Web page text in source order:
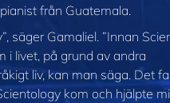
från Guatemala.
säger Gamaliel. ”Innan
i livet, på grund av andra
liv, kan man säga. Det
kom och hjälpte